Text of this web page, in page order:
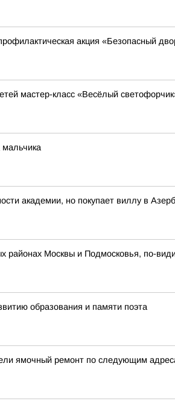
акция «Безопасный
мастер-класс «Весёлый
академии, но покупает виллу в
районах Москвы и Подмосковья, по-
образования и памяти поэта
ямочный ремонт по следующим